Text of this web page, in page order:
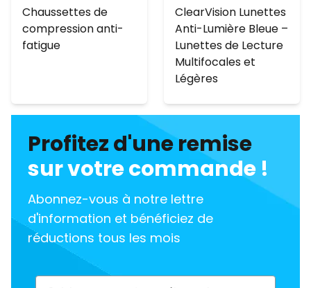
Chaussettes de
compression anti-
fatigue
ClearVision Lunettes
Anti-Lumière Bleue –
Lunettes de Lecture
Multifocales et
Légères
Profitez d'une remise
sur votre commande !
Abonnez-vous à notre lettre
d'information et bénéficiez de
réductions tous les mois
Email